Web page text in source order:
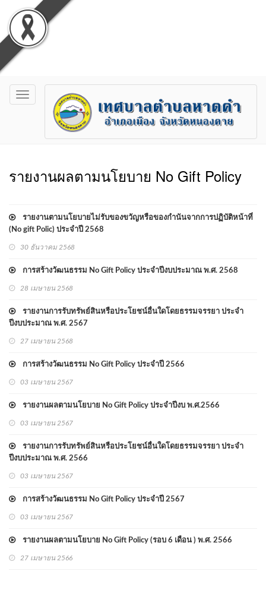
Toggle
navigation
รายงานผลตามนโยบาย No Gift Policy
รายงานตามนโยบายไม่รับของขวัญหรือของกำนันจากการปฏิบัติหน้าที่
(No gift Polic) ประจำปี 2568
30 ธันวาคม 2568
การสร้างวัฒนธรรม No Gift Policy ประจำปีงบประมาณ พ.ศ. 2568
28 เมษายน 2568
รายงานการรับทรัพย์สินหรือประโยชน์อื่นใดโดยธรรมจรรยา ประจำ
ปีงบประมาณ พ.ศ. 2567
27 เมษายน 2568
การสร้างวัฒนธรรม No Gift Policy ประจำปี 2566
03 เมษายน 2567
รายงานผลตามนโยบาย No Gift Policy ประจำปีงบ พ.ศ.2566
03 เมษายน 2567
รายงานการรับทรัพย์สินหรือประโยชน์อื่นใดโดยธรรมจรรยา ประจำ
ปีงบประมาณ พ.ศ. 2566
03 เมษายน 2567
การสร้างวัฒนธรรม No Gift Policy ประจำปี 2567
03 เมษายน 2567
รายงานผลตามนโยบาย No Gift Policy (รอบ 6 เดือน ) พ.ศ. 2566
27 เมษายน 2566